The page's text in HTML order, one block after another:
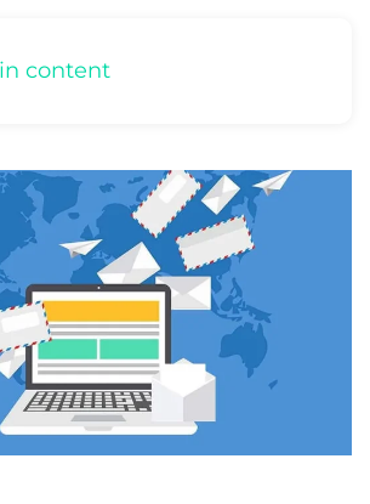
content